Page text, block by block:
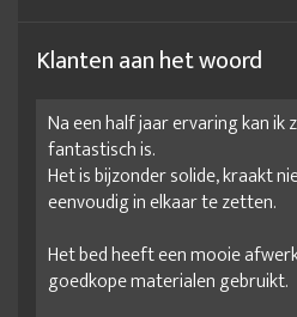
Klanten aan het woord
Na een half jaar ervaring kan ik
fantastisch is.
Het is bijzonder solide, kraakt
eenvoudig in elkaar te zetten.
Het bed heeft een mooie
goedkope materialen gebruikt.